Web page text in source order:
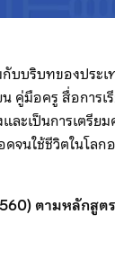
บบริบทของประเ
คู่มือครู สื่อการเ
ละเป็นการเตรียม
จนใช้ชีวิตในโลก
ตามหลักสูต